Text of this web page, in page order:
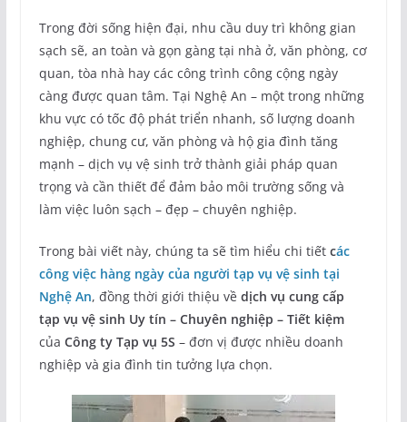
Trong đời sống hiện đại, nhu cầu duy trì không gian
sạch sẽ, an toàn và gọn gàng tại nhà ở, văn phòng, cơ
quan, tòa nhà hay các công trình công cộng ngày
càng được quan tâm. Tại Nghệ An – một trong những
khu vực có tốc độ phát triển nhanh, số lượng doanh
nghiệp, chung cư, văn phòng và hộ gia đình tăng
mạnh – dịch vụ vệ sinh trở thành giải pháp quan
trọng và cần thiết để đảm bảo môi trường sống và
làm việc luôn sạch – đẹp – chuyên nghiệp.
Trong bài viết này, chúng ta sẽ tìm hiểu chi tiết các
công việc hàng ngày của người tạp vụ vệ sinh tại
Nghệ An, đồng thời giới thiệu về dịch vụ cung cấp
tạp vụ vệ sinh Uy tín – Chuyên nghiệp – Tiết kiệm
của Công ty Tạp vụ 5S – đơn vị được nhiều doanh
nghiệp và gia đình tin tưởng lựa chọn.